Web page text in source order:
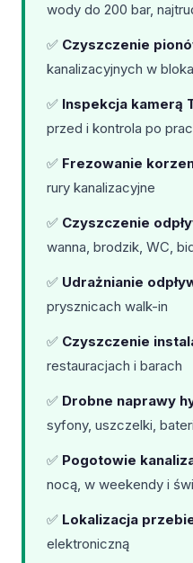
wody do 200 bar,
✅ Czyszczenie
kanalizacyjnych w
✅ Inspekcja kamerą
przed i kontrola po
✅ Frezowanie
rury kanalizacyjne
✅ Czyszczenie
wanna, brodzik, WC,
✅ Udrażnianie
prysznicach walk-in
✅ Czyszczenie
restauracjach i barach
✅ Drobne naprawy
syfony, uszczelki,
✅ Pogotowie
nocą, w weekendy i
✅ Lokalizacja
elektroniczną